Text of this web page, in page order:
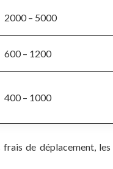
2000 – 5000
600 – 1200
400 – 1000
frais de déplacement,